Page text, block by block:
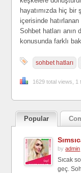
hayatımızda hiç bir
içerisinde
Sohbet hatları anın
konusunda farklı
sohbet hatları
1629 total views, 1
Popular
byadmin
Sıcak
geç.